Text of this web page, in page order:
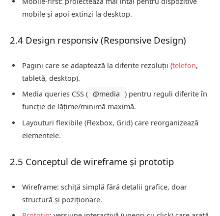
mobile și apoi extinzi la desktop.
2.4 Design responsiv (Responsive Design)
Pagini care se adaptează la diferite rezoluții (telefon,
tabletă, desktop).
Media queries CSS ( @media ) pentru reguli diferite în
funcție de lățime/minimă maximă.
Layouturi flexibile (Flexbox, Grid) care reorganizează
elementele.
2.5 Conceptul de wireframe și prototip
Wireframe: schiță simplă fără detalii grafice, doar
structură și poziționare.